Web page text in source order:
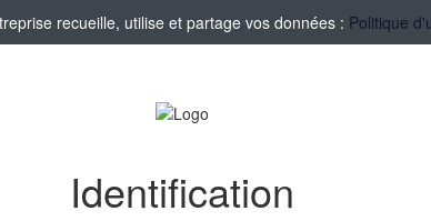
recueille, utilise et partage vos données : Politique
Identification